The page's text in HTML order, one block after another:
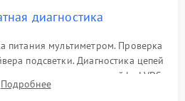
диагностика
питания мультиметром. Проверка
подсветки. Диагностика цепей
сигналов на шлейфе LVDS
Подробнее